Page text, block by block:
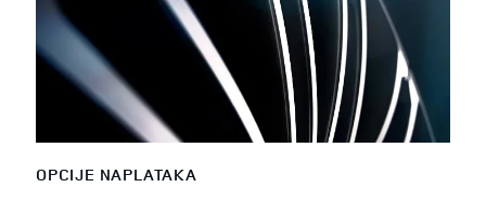
OPCIJE NAPLATAKA